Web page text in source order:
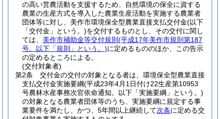
の高い営農活動を支援するため、自然環境の保全に資する
農業の生産方式を導入した農業生産活動を実施する農業者
団体等に対し、美作市環境保全型農業直接支払交付金(以下
「交付金」という。)を交付するものとし、その交付に関し
ては、 美作市補助金等交付規則 (平成17年美作市規則第187
号。以下「規則」という。)に定めるもののほか、この告示
の定めるところによる。
(交付対象者)
第2条
交付金の交付の対象となる者は、環境保全型農業直接
支払交付金実施要綱(平成23年4月1日付け22生産第10953
号農林水産事務次官依命通知。以下「実施要綱」という。)
の対象となる農業者団体等のうち、実施要綱に規定する事
業要件を満たし、かつ、5年間以上継続して次条に定める交